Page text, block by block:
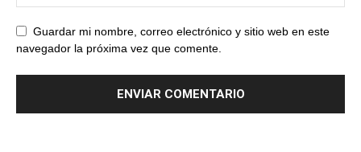
Guardar mi nombre, correo electrónico y sitio web en este
navegador la próxima vez que comente.